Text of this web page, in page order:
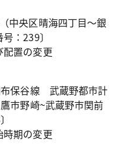
中央区晴海四丁目～銀
：239〕
配置の変更
布保谷線 武蔵野都市計
市野崎~武蔵野市関前
時期の変更